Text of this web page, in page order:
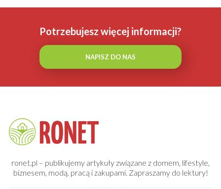
Potrzebujesz więcej informacji?
NAPISZ DO NAS
ronet.pl – publikujemy artykuły związane z domem, lifestyle,
biznesem, modą, pracą i zakupami. Zapraszamy do lektury!